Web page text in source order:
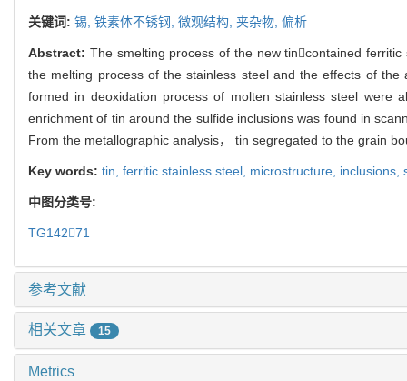
关键词: 锡, 铁素体不锈钢, 微观结构, 夹杂物, 偏析
Abstract: The smelting process of the new tincontained
the melting process of the stainless steel and the effects of
formed in deoxidation process of molten stainless steel
enrichment of tin around the sulfide inclusions was found in
From the metallographic analysis， tin segregated to the grain
Key words: tin, ferritic stainless steel, microstructure, inclusions,
中图分类号:
TG14271
参考文献
相关文章 15
Metrics